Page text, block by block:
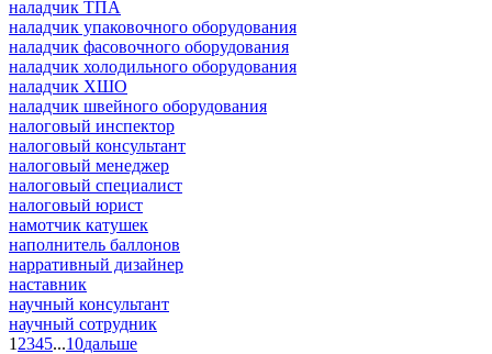
наладчик ТПА
наладчик упаковочного оборудования
наладчик фасовочного оборудования
наладчик холодильного оборудования
наладчик ХШО
наладчик швейного оборудования
налоговый инспектор
налоговый консультант
налоговый менеджер
налоговый специалист
налоговый юрист
намотчик катушек
наполнитель баллонов
нарративный дизайнер
наставник
научный консультант
научный сотрудник
1 2345...10дальше